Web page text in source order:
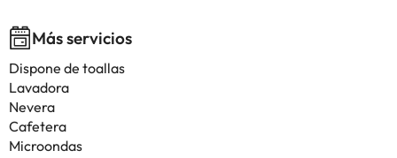
Más servicios
Dispone de toallas
Lavadora
Nevera
Cafetera
Microondas